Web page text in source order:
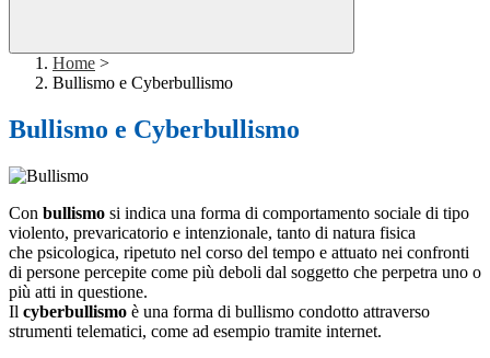
Home >
Bullismo e Cyberbullismo
Bullismo e Cyberbullismo
Con bullismo si indica una forma di comportamento sociale di tipo
violento, prevaricatorio e intenzionale, tanto di natura fisica
che psicologica, ripetuto nel corso del tempo e attuato nei confronti
di persone percepite come più deboli dal soggetto che perpetra uno o
più atti in questione.
Il cyberbullismo è una forma di bullismo condotto attraverso
strumenti telematici, come ad esempio tramite internet.